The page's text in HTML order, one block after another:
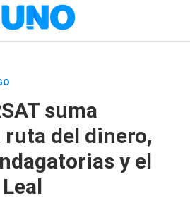
suma
del dinero,
y el